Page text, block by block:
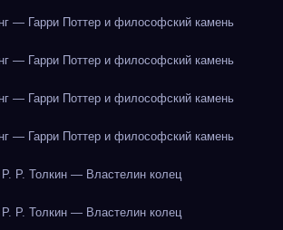
— Гарри Поттер и философский камень
— Гарри Поттер и философский камень
— Гарри Поттер и философский камень
— Гарри Поттер и философский камень
Р. Толкин — Властелин колец
Р. Толкин — Властелин колец